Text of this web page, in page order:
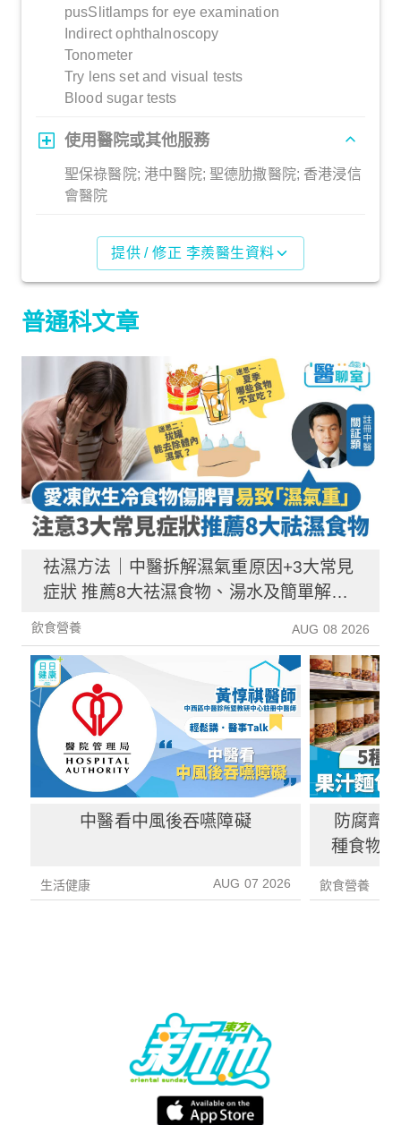
pusSlitlamps for eye examination
Indirect ophthalnoscopy
Tonometer
Try lens set and visual tests
Blood sugar tests
使用醫院或其他服務
聖保祿醫院; 港中醫院; 聖德肋撒醫院; 香港浸信
會醫院
提供 / 修正 李羨醫生資料
普通科文章
祛濕方法｜中醫拆解濕氣重原因+3大常見
症狀 推薦8大祛濕食物、湯水及簡單解決
方法！
飲食營養 AUG 08 2026
中醫看中風後吞嚥障礙
生活健康 AUG 07 2026
防腐劑
種食物
飲食營養